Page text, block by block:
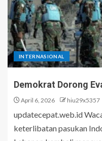
INTERNASIONAL
Demokrat Dorong
April 6, 2026 hiu29x5357
updatecepat.web.id
keterlibatan pasukan